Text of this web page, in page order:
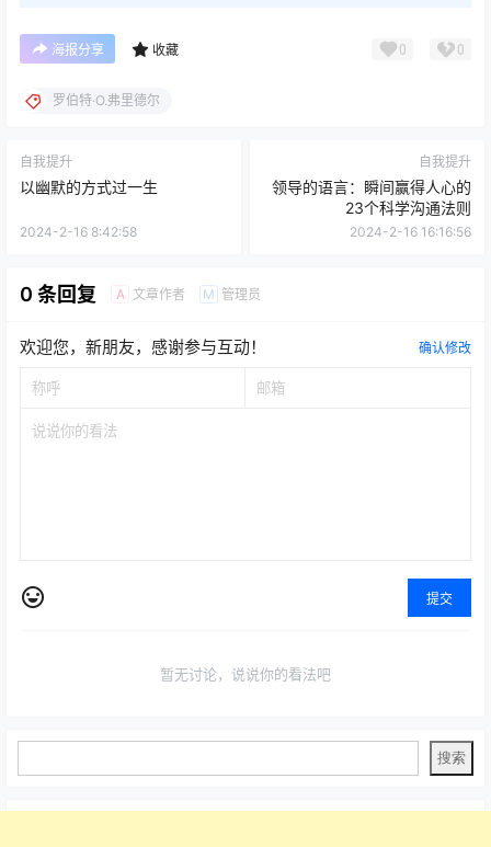
海报分享 收藏 0 0
罗伯特·O.弗里德尔
自我提升
以幽默的方式过一生
2024-2-16 8:42:58
自我提升
领导的语言：瞬间赢得人心的
23个科学沟通法则
2024-2-16 16:16:56
0 条回复 A 文章作者 M 管理员
欢迎您，新朋友，感谢参与互动！ 确认修改
提交
暂无讨论，说说你的看法吧